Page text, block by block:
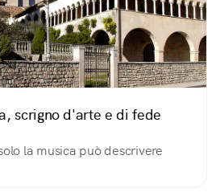
scrigno d'arte e di fede
la musica può descrivere